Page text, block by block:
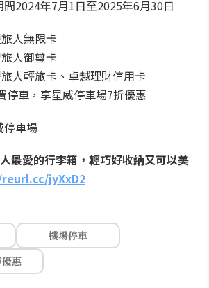
間2024年7月1日至2025年6月30日
旅人無限卡
旅人御璽卡
旅人輕旅卡、卓越理財信用卡
停車，享星威停車場7折優惠
停車場
人最愛的行李箱，輕巧好收納又可以美
jyXxD2
機場停車
惠